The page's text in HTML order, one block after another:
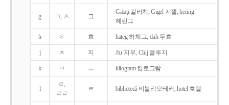
g ㄱ, ㅈ 그
Galaţi 갈라치, Gigel 지젤, hering
헤린그
h ㅎ 흐 haţeg 하체그, duh 두흐
j ㅈ 지 Jiu 지우, Cluj 클루지
k ㅋ ㅡ kilogram 킬로그람
l
ㄹ,
ㄹㄹ
ㄹ bibliotecǎ 비블리오테커, hotel 호텔